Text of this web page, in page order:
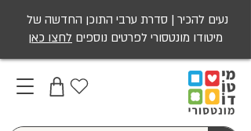
מיטודו
בע"מ
מיטודו מונטסורי לפרטים נוספים לחצו כאן